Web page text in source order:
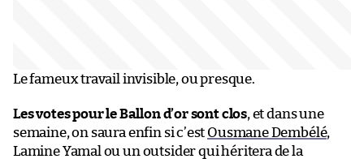
Le fameux travail invisible, ou presque.
Les votes pour le Ballon d’or sont clos, et dans une
semaine, on saura enfin si c’est Ousmane Dembélé,
Lamine Yamal ou un outsider qui héritera de la